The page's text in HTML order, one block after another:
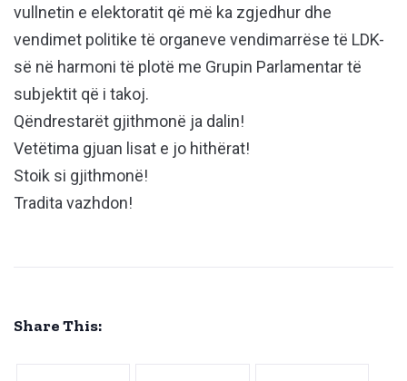
vullnetin e elektoratit që më ka zgjedhur dhe
vendimet politike të organeve vendimarrëse të LDK-
së në harmoni të plotë me Grupin Parlamentar të
subjektit që i takoj.
Qëndrestarët gjithmonë ja dalin!
Vetëtima gjuan lisat e jo hithërat!
Stoik si gjithmonë!
Tradita vazhdon!
Share This: